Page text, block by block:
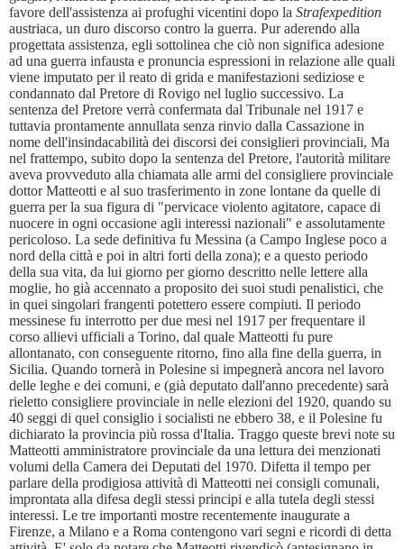
favore dell'assistenza ai profughi vicentini dopo la Strafexpedition
austriaca, un duro discorso contro la guerra. Pur aderendo alla
progettata assistenza, egli sottolinea che ciò non significa adesione
ad una guerra infausta e pronuncia espressioni in relazione alle quali
viene imputato per il reato di grida e manifestazioni sediziose e
condannato dal Pretore di Rovigo nel luglio successivo. La
sentenza del Pretore verrà confermata dal Tribunale nel 1917 e
tuttavia prontamente annullata senza rinvio dalla Cassazione in
nome dell'insindacabilità dei discorsi dei consiglieri provinciali, Ma
nel frattempo, subito dopo la sentenza del Pretore, l'autorità militare
aveva provveduto alla chiamata alle armi del consigliere provinciale
dottor Matteotti e al suo trasferimento in zone lontane da quelle di
guerra per la sua figura di "pervicace violento agitatore, capace di
nuocere in ogni occasione agli interessi nazionali" e assolutamente
pericoloso. La sede definitiva fu Messina (a Campo Inglese poco a
nord della città e poi in altri forti della zona); e a questo periodo
della sua vita, da lui giorno per giorno descritto nelle lettere alla
moglie, ho già accennato a proposito dei suoi studi penalistici, che
in quei singolari frangenti potettero essere compiuti. Il periodo
messinese fu interrotto per due mesi nel 1917 per frequentare il
corso allievi ufficiali a Torino, dal quale Matteotti fu pure
allontanato, con conseguente ritorno, fino alla fine della guerra, in
Sicilia. Quando tornerà in Polesine si impegnerà ancora nel lavoro
delle leghe e dei comuni, e (già deputato dall'anno precedente) sarà
rieletto consigliere provinciale in nelle elezioni del 1920, quando su
40 seggi di quel consiglio i socialisti ne ebbero 38, e il Polesine fu
dichiarato la provincia più rossa d'Italia. Traggo queste brevi note su
Matteotti amministratore provinciale da una lettura dei menzionati
volumi della Camera dei Deputati del 1970. Difetta il tempo per
parlare della prodigiosa attività di Matteotti nei consigli comunali,
improntata alla difesa degli stessi principi e alla tutela degli stessi
interessi. Le tre importanti mostre recentemente inaugurate a
Firenze, a Milano e a Roma contengono vari segni e ricordi di detta